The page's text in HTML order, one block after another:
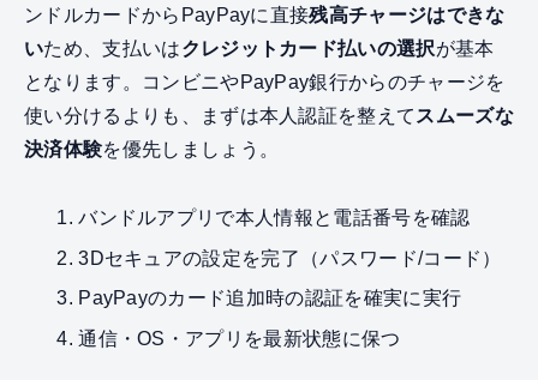
ンドルカードからPayPayに直接残高チャージはできな
いため、支払いはクレジットカード払いの選択が基本
となります。コンビニやPayPay銀行からのチャージを
使い分けるよりも、まずは本人認証を整えて スムーズな
決済体験を優先しましょう。
バンドルアプリで本人情報と電話番号を確認
3Dセキュアの設定を完了（パスワード/コード）
PayPayのカード追加時の認証を確実に実行
通信・OS・アプリを最新状態に保つ